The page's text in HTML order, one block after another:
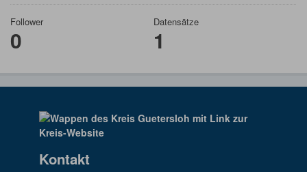
Follower
0
Datensätze
1
Kontakt